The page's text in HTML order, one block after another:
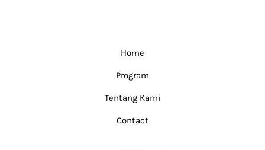
Home
Program
Tentang Kami
Contact